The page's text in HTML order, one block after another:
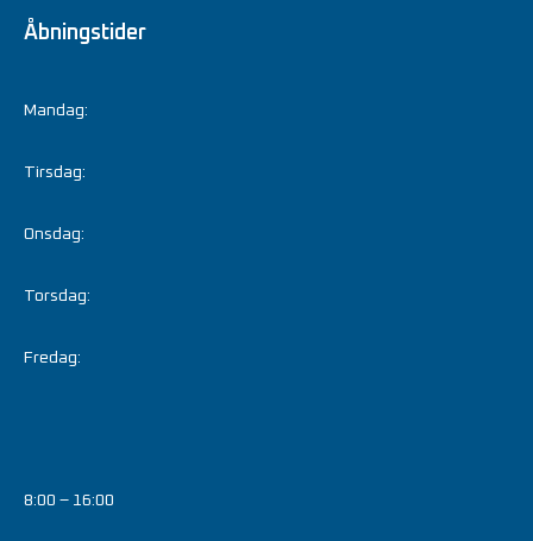
Åbningstider
Mandag:
Tirsdag:
Onsdag:
Torsdag:
Fredag:
8:00 – 16:00